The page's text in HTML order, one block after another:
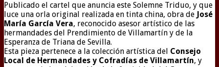
Publicado el cartel que anuncia este Solemne Triduo, y que
luce una orla original realizada en tinta china, obra de José
María García Vera, reconocido asesor artístico de las
hermandades del Prendimiento de Villamartín y de la
Esperanza de Triana de Sevilla.
Esta pieza pertenece a la colección artística del Consejo
Local de Hermandades y Cofradías de Villamartín, y